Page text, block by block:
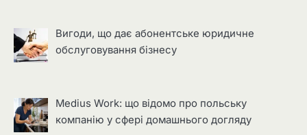
Вигоди, що дає абонентське юридичне
обслуговування бізнесу
Medius Work: що відомо про польську
компанію у сфері домашнього догляду